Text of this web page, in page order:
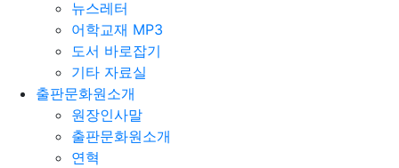
뉴스레터
어학교재 MP3
도서 바로잡기
기타 자료실
출판문화원소개
원장인사말
출판문화원소개
연혁